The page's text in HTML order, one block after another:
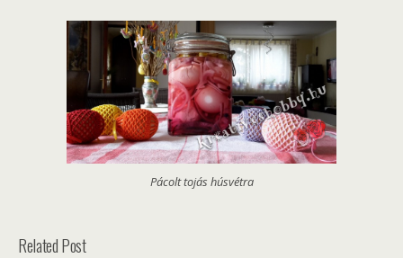
Pácolt tojás húsvétra
Related Post